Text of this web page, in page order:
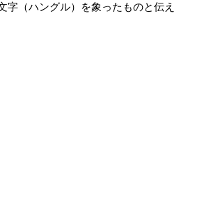
（ハングル）を象ったものと伝え